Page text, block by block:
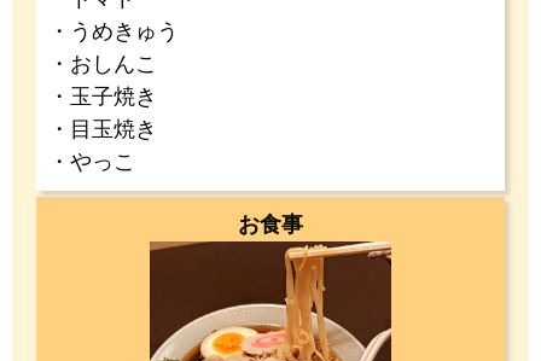
・うめきゅう
・おしんこ
・玉子焼き
・目玉焼き
・やっこ
お食事